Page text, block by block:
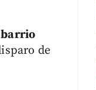
barrio
de